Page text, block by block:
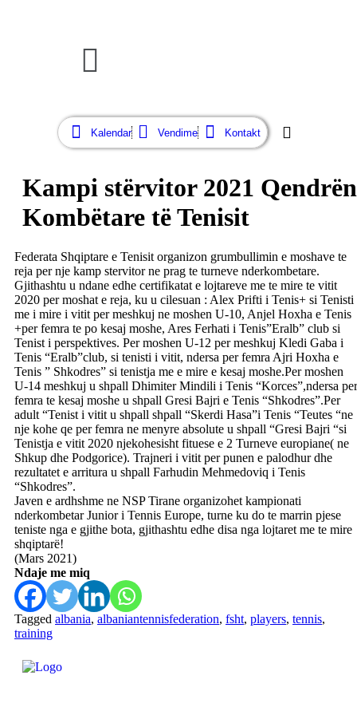
Kalendar Vendime Kontakt
Kampi stërvitor 2021 Qendrën
Kombëtare të Tenisit
Federata Shqiptare e Tenisit organizon grumbullimin e moshave te
reja per nje kamp stervitor ne prag te turneve nderkombetare.
Gjithashtu u ndane edhe certifikatat e lojtareve me te mire te vitit
2020 per moshat e reja, ku u cilesuan : Alex Prifti i Tenis+ si Tenisti
me i mire i vitit per meshkuj ne moshen U-10, Anjel Hoxha e Tenis
+per femra te po kesaj moshe, Ares Ferhati i Tenis”Eralb” club si
Tenist i perspektives. Per moshen U-12 per meshkuj Kledi Gaba i
Tenis “Eralb”club, si tenisti i vitit, ndersa per femra Ajri Hoxha e
Tenis ” Shkodres” si tenistja me e mire e kesaj moshe.Per moshen
U-14 meshkuj u shpall Dhimiter Mindili i Tenis “Korces”,ndersa per
femra te kesaj moshe u shpall Gresi Bajri e Tenis “Shkodres”.Per
adult “Tenist i vitit u shpall shpall “Skerdi Hasa”i Tenis “Teutes “ne
nje kohe qe per femra ne menyre absolute u shpall “Gresi Bajri “si
Tenistja e vitit 2020 njekohesisht fituese e 2 Turneve europiane( ne
Shkup dhe Podgorice). Trajneri i vitit per punen e palodhur dhe
rezultatet e arritura u shpall Farhudin Mehmedoviq i Tenis
“Shkodres”.
Javen e ardhshme ne NSP Tirane organizohet kampionati
nderkombetar Junior i Tennis Europe, turne ku do te marrin pjese
teniste nga e gjithe bota, gjithashtu edhe disa nga lojtaret me te mire
shqiptarë!
(Mars 2021)
Ndaje me miq
Tagged albania, albaniantennisfederation, fsht, players, tennis,
training